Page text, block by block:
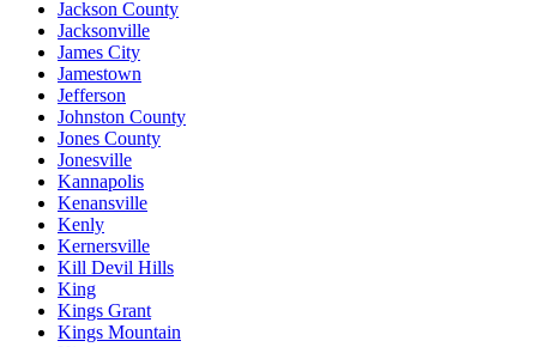
Jackson County
Jacksonville
James City
Jamestown
Jefferson
Johnston County
Jones County
Jonesville
Kannapolis
Kenansville
Kenly
Kernersville
Kill Devil Hills
King
Kings Grant
Kings Mountain